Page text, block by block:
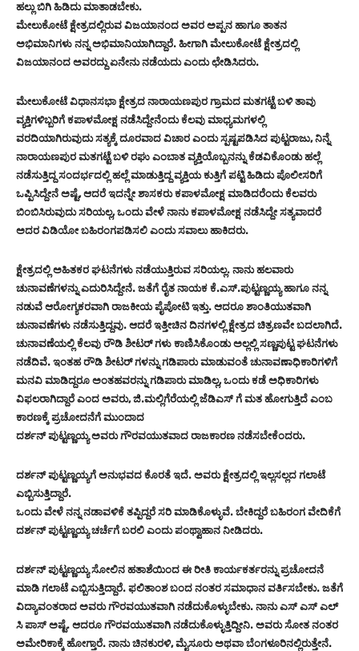
ಹಲ್ಲು ಬಿಗಿ ಹಿಡಿದು ಮಾತಾಡಬೇಕು.
ಮೇಲುಕೋಟೆ ಕ್ಷೇತ್ರದಲ್ಲಿರುವ ವಿಜಯಾನಂದ ಅವರ ಅಪ್ಪನ ಹಾಗೂ ತಾತನ
ಅಭಿಮಾನಿಗಳು ನನ್ನ ಅಭಿಮಾನಿಯಾಗಿದ್ದಾರೆ. ಹೀಗಾಗಿ ಮೇಲುಕೋಟೆ ಕ್ಷೇತ್ರದಲ್ಲಿ
ವಿಜಯಾನಂದ ಅವರದ್ದು ಏನೇನು ನಡೆಯದು ಎಂದು ಛೇಡಿಸಿದರು.
ಮೇಲುಕೋಟೆ ವಿಧಾನಸಭಾ ಕ್ಷೇತ್ರದ ನಾರಾಯಣಪುರ ಗ್ರಾಮದ ಮತಗಟ್ಟೆ ಬಳಿ ತಾವು
ವ್ಯಕ್ತಿಗಳಿಬ್ಬರಿಗೆ ಕಪಾಳಮೋಕ್ಷ ನಡೆಸಿದ್ದೇನೆಂದು ಕೆಲವು ಮಾಧ್ಯಮಗಳಲ್ಲಿ
ವರದಿಯಾಗಿರುವುದು ಸತ್ಯಕ್ಕೆ ದೂರವಾದ ವಿಚಾರ ಎಂದು ಸ್ಪಷ್ಟಪಡಿಸಿದ ಪುಟ್ಟರಾಜು, ನಿನ್ನೆ
ನಾರಾಯಣಪುರ ಮತಗಟ್ಟೆ ಬಳಿ ರಘು ಎಂಬಾತ ವ್ಯಕ್ತಿಯೊಬ್ಬನನ್ನು ಕೆಡವಿಕೊಂಡು ಹಲ್ಲೆ
ನಡೆಸುತ್ತಿದ್ದ ಸಂದರ್ಭದಲ್ಲಿ ಹಲ್ಲೆ ಮಾಡುತ್ತಿದ್ದ ವ್ಯಕ್ತಿಯ ಕುತ್ತಿಗೆ ಪಟ್ಟಿ ಹಿಡಿದು ಪೊಲೀಸರಿಗೆ
ಒಪ್ಪಿಸಿದ್ದೇನೆ ಅಷ್ಟೆ, ಆದರೆ ಇದನ್ನೇ ಶಾಸಕರು ಕಪಾಳಮೋಕ್ಷ ಮಾಡಿದರೆಂದು ಕೆಲವರು
ಬಿಂಬಿಸಿರುವುದು ಸರಿಯಲ್ಲ, ಒಂದು ವೇಳೆ ನಾನು ಕಪಾಳಮೋಕ್ಷ ನಡೆಸಿದ್ದೇ ಸತ್ಯವಾದರೆ
ಅದರ ವಿಡಿಯೋ ಬಹಿರಂಗಪಡಿಸಲಿ ಎಂದು ಸವಾಲು ಹಾಕಿದರು.
ಕ್ಷೇತ್ರದಲ್ಲಿ ಅಹಿತಕರ ಘಟನೆಗಳು ನಡೆಯುತ್ತಿರುವ ಸರಿಯಲ್ಲ. ನಾನು ಹಲವಾರು
ಚುನಾವಣೆಗಳನ್ನು ಎದುರಿಸಿದ್ದೇನೆ. ಜತೆಗೆ ರೈತ ನಾಯಕ ಕೆ.ಎಸ್.ಪುಟ್ಟಣ್ಣಯ್ಯ ಹಾಗೂ ನನ್ನ
ನಡುವೆ ಆರೋಗ್ಯಕರವಾಗಿ ರಾಜಕೀಯ ಪೈಪೋಟಿ ಇತ್ತು. ಆದರೂ ಶಾಂತಿಯುತವಾಗಿ
ಚುನಾವಣೆಗಳು ನಡೆಸುತ್ತಿದ್ದವು. ಆದರೆ ಇತ್ತೀಚಿನ ದಿನಗಳಲ್ಲಿ ಕ್ಷೇತ್ರದ ಚಿತ್ರಣವೇ ಬದಲಾಗಿದೆ.
ಚುನಾವಣೆಯಲ್ಲಿ ಕೆಲವು ರೌಡಿ ಶೀಟರ್ ಗಳು ಕಾಣಿಸಿಕೊಂಡು ಅಲ್ಲಲ್ಲಿ ಸಣ್ಣಪುಟ್ಟ ಘಟನೆಗಳು
ನಡೆದಿವೆ. ಇಂತಹ ರೌಡಿ ಶೀಟರ್ ಗಳನ್ನು ಗಡಿಪಾರು ಮಾಡುವಂತೆ ಚುನಾವಣಾಧಿಕಾರಿಗಳಿಗೆ
ಮನವಿ ಮಾಡಿದ್ದರೂ ಅಂತಹವರನ್ನು ಗಡಿಪಾರು ಮಾಡಿಲ್ಲ, ಒಂದು ಕಡೆ ಅಧಿಕಾರಿಗಳು
ವಿಫಲರಾಗಿದ್ದಾರೆ ಎಂದ ಅವರು, ಜಿ.ಮಲ್ಲಿಗೆರೆಯಲ್ಲಿ ಜೆಡಿಎಸ್ ಗೆ ಮತ ಹೋಗುತ್ತಿದೆ ಎಂಬ
ಕಾರಣಕ್ಕೆ ಪ್ರಚೋದನೆಗೆ ಮುಂದಾದ
ದರ್ಶನ್ ಪುಟ್ಟಣ್ಣಯ್ಯ ಅವರು ಗೌರವಯುತವಾದ ರಾಜಕಾರಣ ನಡೆಸಬೇಕೆಂದರು.
ದರ್ಶನ್ ಪುಟ್ಟಣ್ಣಯ್ಯಗೆ ಅನುಭವದ ಕೊರತೆ ಇದೆ. ಅವರು ಕ್ಷೇತ್ರದಲ್ಲಿ ಇಲ್ಲಸಲ್ಲದ ಗಲಾಟೆ
ಎಬ್ಬಿಸುತ್ತಿದ್ದಾರೆ.
ಒಂದು ವೇಳೆ ನನ್ನ ನಡಾವಳಿಕೆ ತಪ್ಪಿದ್ದರೆ ಸರಿ ಮಾಡಿಕೊಳ್ಳುವೆ. ಬೇಕಿದ್ದರೆ ಬಹಿರಂಗ ವೇದಿಕೆಗೆ
ದರ್ಶನ್ ಪುಟ್ಟಣ್ಣಯ್ಯ ಚರ್ಚೆಗೆ ಬರಲಿ ಎಂದು ಪಂಥ್ವಾಹಾನ ನೀಡಿದರು.
ದರ್ಶ‌ನ್ ಪುಟ್ಟಣ್ಣಯ್ಯ ಸೋಲಿನ ಹತಾಶೆಯಿಂದ ಈ ರೀತಿ ಕಾರ್ಯಕರ್ತರನ್ನು ಪ್ರಚೋದನೆ
ಮಾಡಿ ಗಲಾಟೆ ಎಬ್ಬಿಸುತ್ತಿದ್ದಾರೆ. ಫಲಿತಾಂಶ ಬಂದ ನಂತರ ಸಮಾಧಾನ ವರ್ತಿಸಬೇಕು. ಜತೆಗೆ
ವಿದ್ಯಾವಂತರಾದ ಅವರು ಗೌರವಯುತವಾಗಿ ನಡೆದುಕೊಳ್ಳುಬೇಕು. ನಾನು ಎಸ್ ಎಸ್ ಎಲ್
ಸಿ ಪಾಸ್ ಅಷ್ಟೆ. ಆದರೂ ಗೌರವಯುತವಾಗಿ ನಡೆದುಕೊಳ್ಳುತ್ತಿದ್ದೀನಿ. ಅವರು ಸೋತ ನಂತರ
ಅಮೇರಿಕಾಕ್ಕೆ ಹೋಗ್ತಾರೆ. ನಾನು ಚಿನಕುರಳಿ, ಮೈಸೂರು ಅಥವಾ ಬೆಂಗಳೂರಿನಲ್ಲಿರುತ್ತೇನೆ.